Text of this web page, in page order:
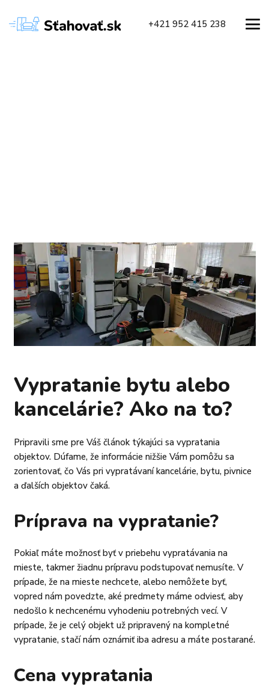
+421 952 415 238
Vypratanie bytu alebo
kancelárie? Ako na to?
Pripravili sme pre Váš článok týkajúci sa vypratania
objektov. Dúfame, že informácie nižšie Vám pomôžu sa
zorientovať, čo Vás pri vypratávaní kancelárie, bytu, pivnice
a ďalších objektov čaká.
Príprava na vypratanie?
Pokiaľ máte možnosť byť v priebehu vypratávania na
mieste, takmer žiadnu prípravu podstupovať nemusíte. V
prípade, že na mieste nechcete, alebo nemôžete byť,
vopred nám povedzte, aké predmety máme odviesť, aby
nedošlo k nechcenému vyhodeniu potrebných vecí. V
prípade, že je celý objekt už pripravený na kompletné
vypratanie, stačí nám oznámiť iba adresu a máte postarané.
Cena vypratania